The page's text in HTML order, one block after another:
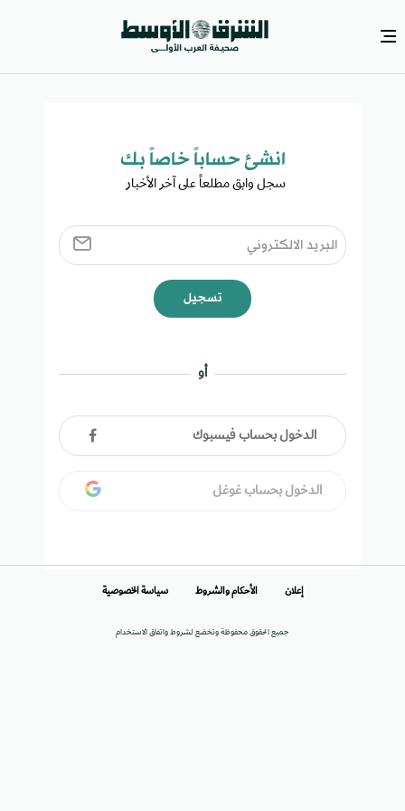
انشئ حساباً خاصاً بك​
سجل وابق مطلعاً على آخر الأخبار ​
تسجيل
أو
الدخول بحساب فيسبوك
الدخول بحساب غوغل
جميع الحقوق محفوظة وتخضع لشروط واتفاق الاستخدام
إعلان الأحكام والشروط سياسة الخصوصية